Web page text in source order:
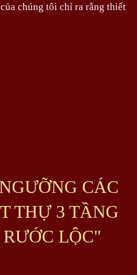
chúng tôi chỉ ra rằng thiết
CÁC
THỰ 3 TẦNG
LỘC"